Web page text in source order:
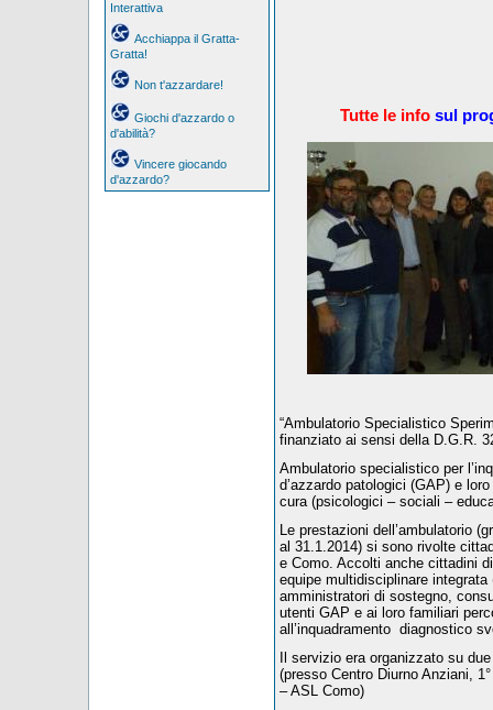
Interattiva
Acchiappa il Gratta-
Gratta!
Non t'azzardare!
Giochi d'azzardo o
d'abilità?
Vincere giocando
d'azzardo?
Tutte le info sul
“Ambulatorio Specialistico
finanziato ai sensi della D.G.R.
Ambulatorio specialistico per
d’azzardo patologici (GAP) e
cura (psicologici – sociali –
Le prestazioni dell’ambulatorio
al 31.1.2014) si sono rivolte
e Como. Accolti anche cittadini
equipe multidisciplinare
amministratori di sostegno,
utenti GAP e ai loro familiari
all’inquadramento diagnostico
Il servizio era organizzato su
(presso Centro Diurno Anziani,
– ASL Como)